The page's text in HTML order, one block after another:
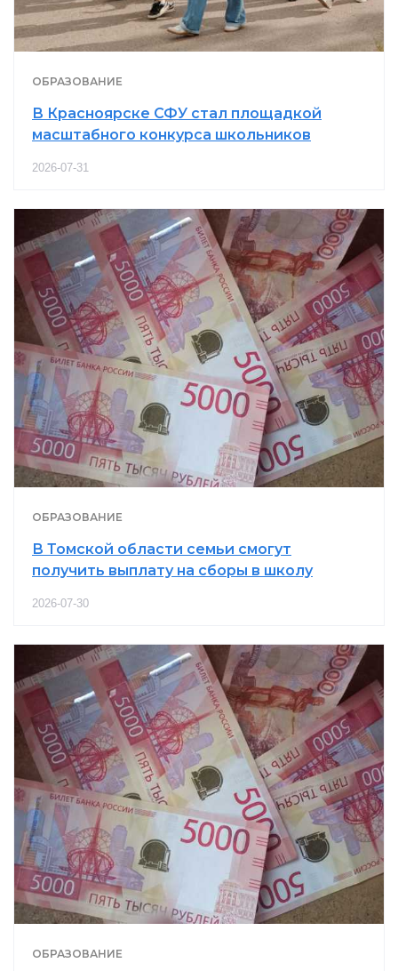
ОБРАЗОВАНИЕ
В Красноярске СФУ стал площадкой
масштабного конкурса школьников
2026-07-31
ОБРАЗОВАНИЕ
В Томской области семьи смогут
получить выплату на сборы в школу
2026-07-30
ОБРАЗОВАНИЕ